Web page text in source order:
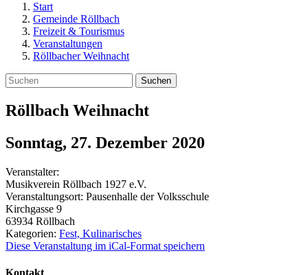
Start
Gemeinde Röllbach
Freizeit & Tourismus
Veranstaltungen
Röllbacher Weihnacht
Suchen
Röllbach Weihnacht
Sonntag, 27. Dezember 2020
Veranstalter:
Musikverein Röllbach 1927 e.V.
Veranstaltungsort: Pausenhalle der Volksschule
Kirchgasse 9
63934 Röllbach
Kategorien: Fest, Kulinarisches
Diese Veranstaltung im iCal-Format speichern
Kontakt